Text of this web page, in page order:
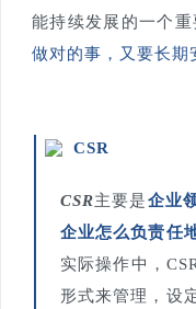
能持续发展的一个
做对的事，又要长期
CSR
CSR主要是企业
企业怎么负责任
实际操作中，
形式来管理，设